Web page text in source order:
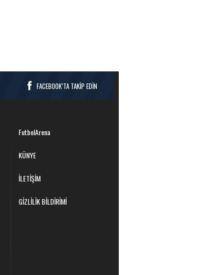
FACEBOOK’TA TAKİP EDİN
FutbolArena
KÜNYE
İLETİŞİM
GİZLİLİK BİLDİRİMİ